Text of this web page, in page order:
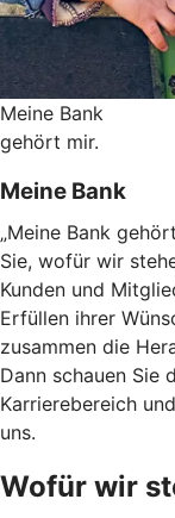
Meine Bank
gehört mir.
Meine Bank
„Meine Bank
Sie, wofür wir
Kunden und
Erfüllen ihrer
zusammen die
Dann schauen Sie
Karrierebereich
uns.
Wofür wir